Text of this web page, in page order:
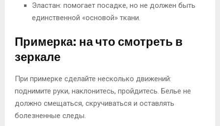
Эластан: помогает посадке, но не должен быть
единственной «основой» ткани.
Примерка: на что смотреть в
зеркале
При примерке сделайте несколько движений:
поднимите руки, наклонитесь, пройдитесь. Белье не
должно смещаться, скручиваться и оставлять
болезненные следы.